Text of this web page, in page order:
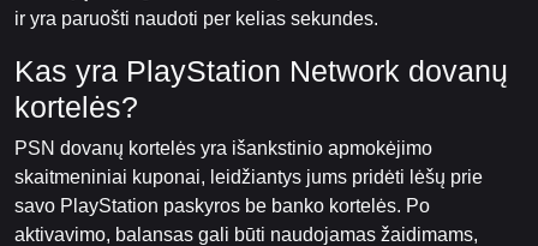
ir yra paruošti naudoti per kelias sekundes.
Kas yra PlayStation Network dovanų
kortelės?
PSN dovanų kortelės yra išankstinio apmokėjimo
skaitmeniniai kuponai, leidžiantys jums pridėti lėšų prie
savo PlayStation paskyros be banko kortelės. Po
aktivavimo, balansas gali būti naudojamas žaidimams,